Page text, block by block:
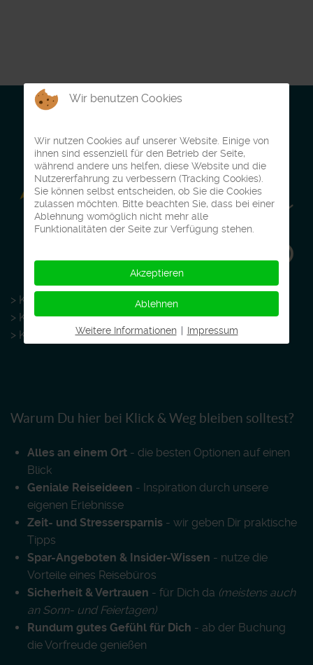
> Klick & Weg auf
LinkedIn
> Klick & Weg aufInstagram
> Klick & Weg aufFacebook
Warum Du hier bei Klick & Weg bleiben solltest?
Alles an einem Ort - die besten Optionen auf einen
Blick
Geniale Reiseideen - Inspiration durch unsere
eigenen Erlebnisse
Zeit- und Stressersparnis - wir geben Dir praktische
Tipps
Spar-Angeboten & Insider-Wissen - nutze die
Vorteile eines Reisebüros
Sicherheit & Vertrauen - für Dich da (meistens auch
an Sonn- und Feiertagen)
Rundum gutes Gefühl für Dich - ab der Buchung
die Vorfreude genießen
Wir benutzen Cookies
Wir nutzen Cookies auf unserer Website. Einige von
ihnen sind essenziell für den Betrieb der Seite,
während andere uns helfen, diese Website und die
Nutzererfahrung zu verbessern (Tracking Cookies).
Sie können selbst entscheiden, ob Sie die Cookies
zulassen möchten. Bitte beachten Sie, dass bei einer
Ablehnung womöglich nicht mehr alle
Funktionalitäten der Seite zur Verfügung stehen.
Akzeptieren
Ablehnen
Weitere Informationen | Impressum